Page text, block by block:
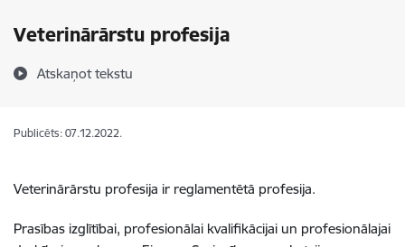
Veterinārārstu profesija
Atskaņot tekstu
Publicēts: 07.12.2022.
Veterinārārstu profesija ir reglamentētā profesija.
Prasības izglītībai, profesionālai kvalifikācijai un profesionālajai